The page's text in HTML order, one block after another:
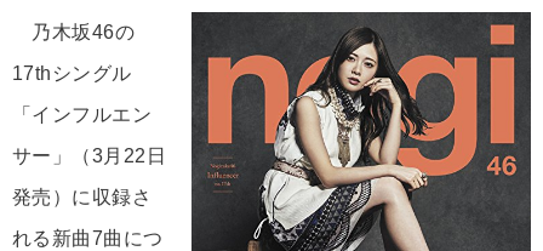
乃木坂46の
17thシングル
「インフルエン
サー」（3月22日
発売）に収録さ
れる新曲7曲につ